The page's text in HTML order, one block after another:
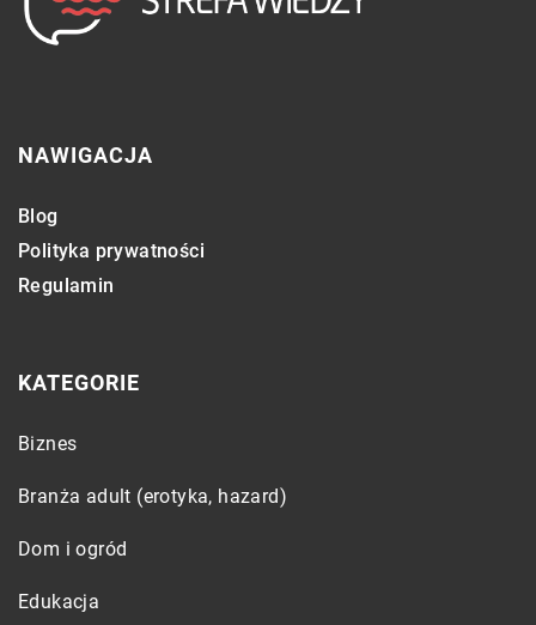
NAWIGACJA
Blog
Polityka prywatności
Regulamin
KATEGORIE
Biznes
Branża adult (erotyka, hazard)
Dom i ogród
Edukacja